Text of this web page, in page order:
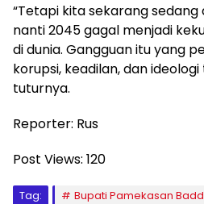
“Tetapi kita sekarang sedang
nanti 2045 gagal menjadi
di dunia. Gangguan itu yang
korupsi, keadilan, dan
tuturnya.
Reporter: Rus
Post Views: 120
Tag:
Bupati Pamekasan